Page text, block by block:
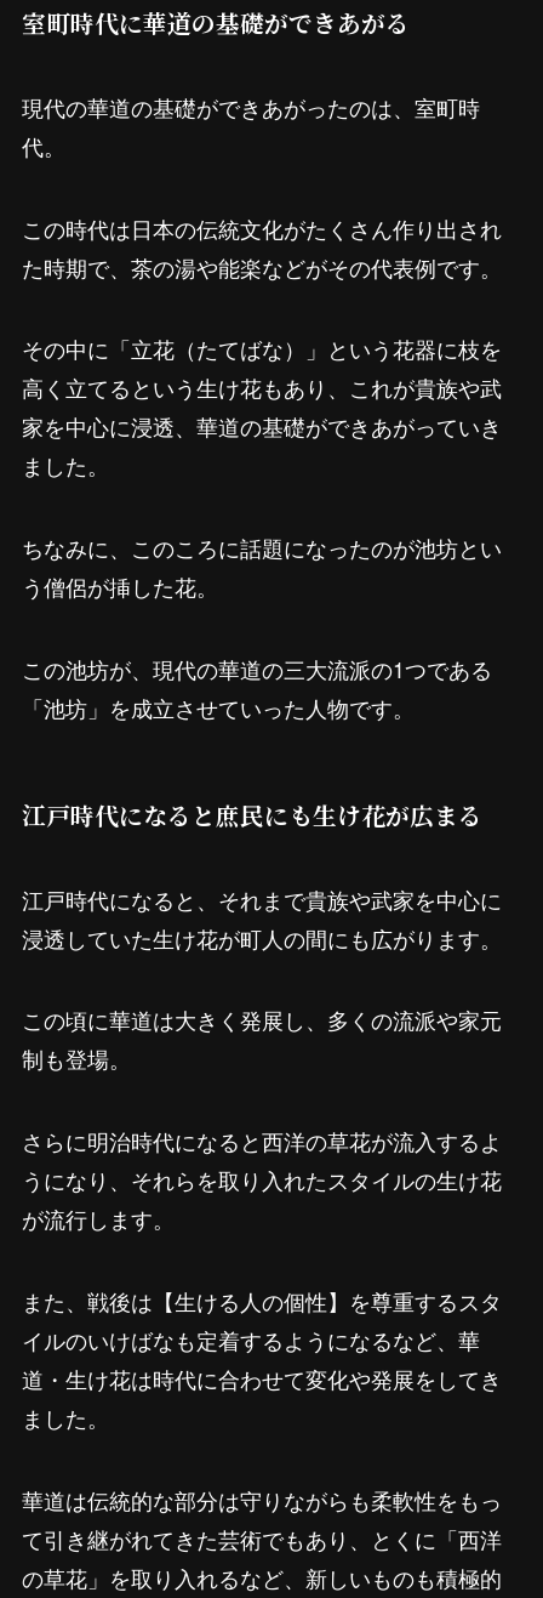
室町時代に華道の基礎ができあがる
現代の華道の基礎ができあがったのは、室町時
代。
この時代は日本の伝統文化がたくさん作り出され
た時期で、茶の湯や能楽などがその代表例です。
その中に「立花（たてばな）」という花器に枝を
高く立てるという生け花もあり、これが貴族や武
家を中心に浸透、華道の基礎ができあがっていき
ました。
ちなみに、このころに話題になったのが池坊とい
う僧侶が挿した花。
この池坊が、現代の華道の三大流派の1つである
「池坊」を成立させていった人物です。
江戸時代になると庶民にも生け花が広まる
江戸時代になると、それまで貴族や武家を中心に
浸透していた生け花が町人の間にも広がります。
この頃に華道は大きく発展し、多くの流派や家元
制も登場。
さらに明治時代になると西洋の草花が流入するよ
うになり、それらを取り入れたスタイルの生け花
が流行します。
また、戦後は【生ける人の個性】を尊重するスタ
イルのいけばなも定着するようになるなど、華
道・生け花は時代に合わせて変化や発展をしてき
ました。
華道は伝統的な部分は守りながらも柔軟性をもっ
て引き継がれてきた芸術でもあり、とくに「西洋
の草花」を取り入れるなど、新しいものも積極的